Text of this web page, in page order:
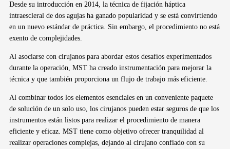
Desde su introducción en 2014, la técnica de fijación háptica
intraescleral de dos agujas ha ganado popularidad y se está convirtiendo
en un nuevo estándar de práctica. Sin embargo, el procedimiento no está
exento de complejidades.
Al asociarse con cirujanos para abordar estos desafíos experimentados
durante la operación, MST ha creado instrumentación para mejorar la
técnica y que también proporciona un flujo de trabajo más eficiente.
Al combinar todos los elementos esenciales en un conveniente paquete
de solución de un solo uso, los cirujanos pueden estar seguros de que los
instrumentos están listos para realizar el procedimiento de manera
eficiente y eficaz. MST tiene como objetivo ofrecer tranquilidad al
realizar operaciones complejas, dejando al cirujano confiado con su